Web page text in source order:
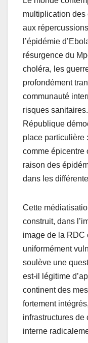
b
o
o
k
multiplication
aux
l’épidémie
résurgence du
choléra, les
profondément
communauté
risques
République
place particulière
comme épicentre
raison des
dans les
Cette
construit, dans
image de la RDC
uniformément
soulève une
est-il légitime
continent des
fortement
infrastructures de
interne